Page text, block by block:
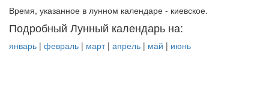
Время, указанное в лунном календаре - киевское.
Подробный Лунный календарь на:
январь | февраль | март| апрель | май | июнь